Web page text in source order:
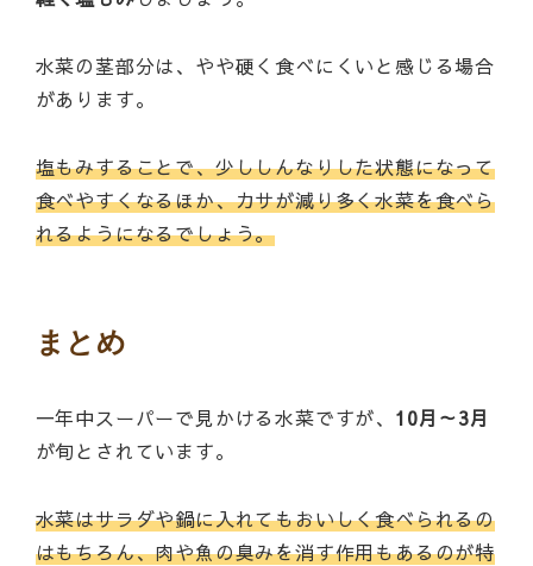
水菜の茎部分は、やや硬く食べにくいと感じる場合
があります。
塩もみすることで、少ししんなりした状態になって
食べやすくなるほか、カサが減り多く水菜を食べら
れるようになるでしょう。
まとめ
一年中スーパーで見かける水菜ですが、 10月～3月
が旬とされています。
水菜はサラダや鍋に入れてもおいしく食べられるの
はもちろん、肉や魚の臭みを消す作用もあるのが特